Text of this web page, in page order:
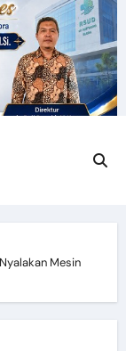
Mesin